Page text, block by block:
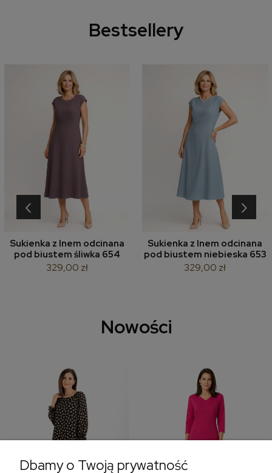
Bestsellery
Sukienka z lnem odcinana
pod biustem śliwka 654
329,00 zł
Sukienka z lnem odcinana
pod biustem niebieska 653
329,00 zł
‹ ›
Nowości
Dbamy o Twoją prywatność